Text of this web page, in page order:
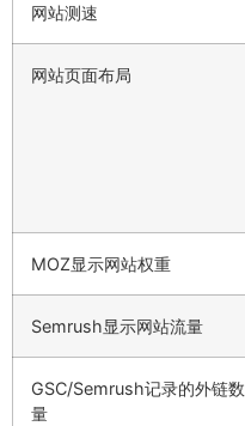
网站测速
网站页面布局
MOZ显示网站权重
Semrush显示网站流量
GSC/Semrush记录的外链数
量